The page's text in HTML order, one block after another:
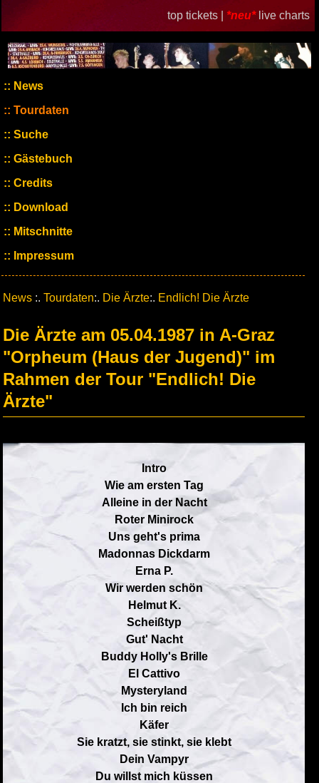
top tickets | *neu* live charts
News
Tourdaten
Suche
Gästebuch
Credits
Download
Mitschnitte
Impressum
News :. Tourdaten:. Die Ärzte:. Endlich! Die Ärzte
Die Ärzte am 05.04.1987 in A-Graz
"Orpheum (Haus der Jugend)" im
Rahmen der Tour "Endlich! Die
Ärzte"
Intro
Wie am ersten Tag
Alleine in der Nacht
Roter Minirock
Uns geht's prima
Madonnas Dickdarm
Erna P.
Wir werden schön
Helmut K.
Scheißtyp
Gut' Nacht
Buddy Holly's Brille
El Cattivo
Mysteryland
Ich bin reich
Käfer
Sie kratzt, sie stinkt, sie klebt
Dein Vampyr
Du willst mich küssen